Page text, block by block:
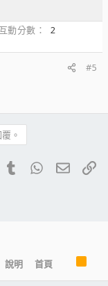
互動分數
2
#5
。
PinterestTumblrWhatsApp
電子
說明 首頁
S